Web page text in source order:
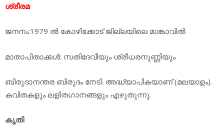
ശ്രീരമ
ജനനം:1979 ല്‍ കോഴിക്കോട് ജില്ലയിലെ മാങ്കാവില്‍
മാതാപിതാക്കള്‍: സതിദേവീയും ശ്രീധരനുണ്ണിയും
ബിരുദാനന്തര ബിരുദം നേടി. അദ്ധ്യാപികയാണ് (മലയാളം).
കവിതകളും ലളിതഗാനങ്ങളും എഴുതുന്നു.
കൃതി